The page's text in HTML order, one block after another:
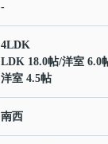
-
4LDK
LDK 18.0帖/洋室 6.0
洋室 4.5帖
南西